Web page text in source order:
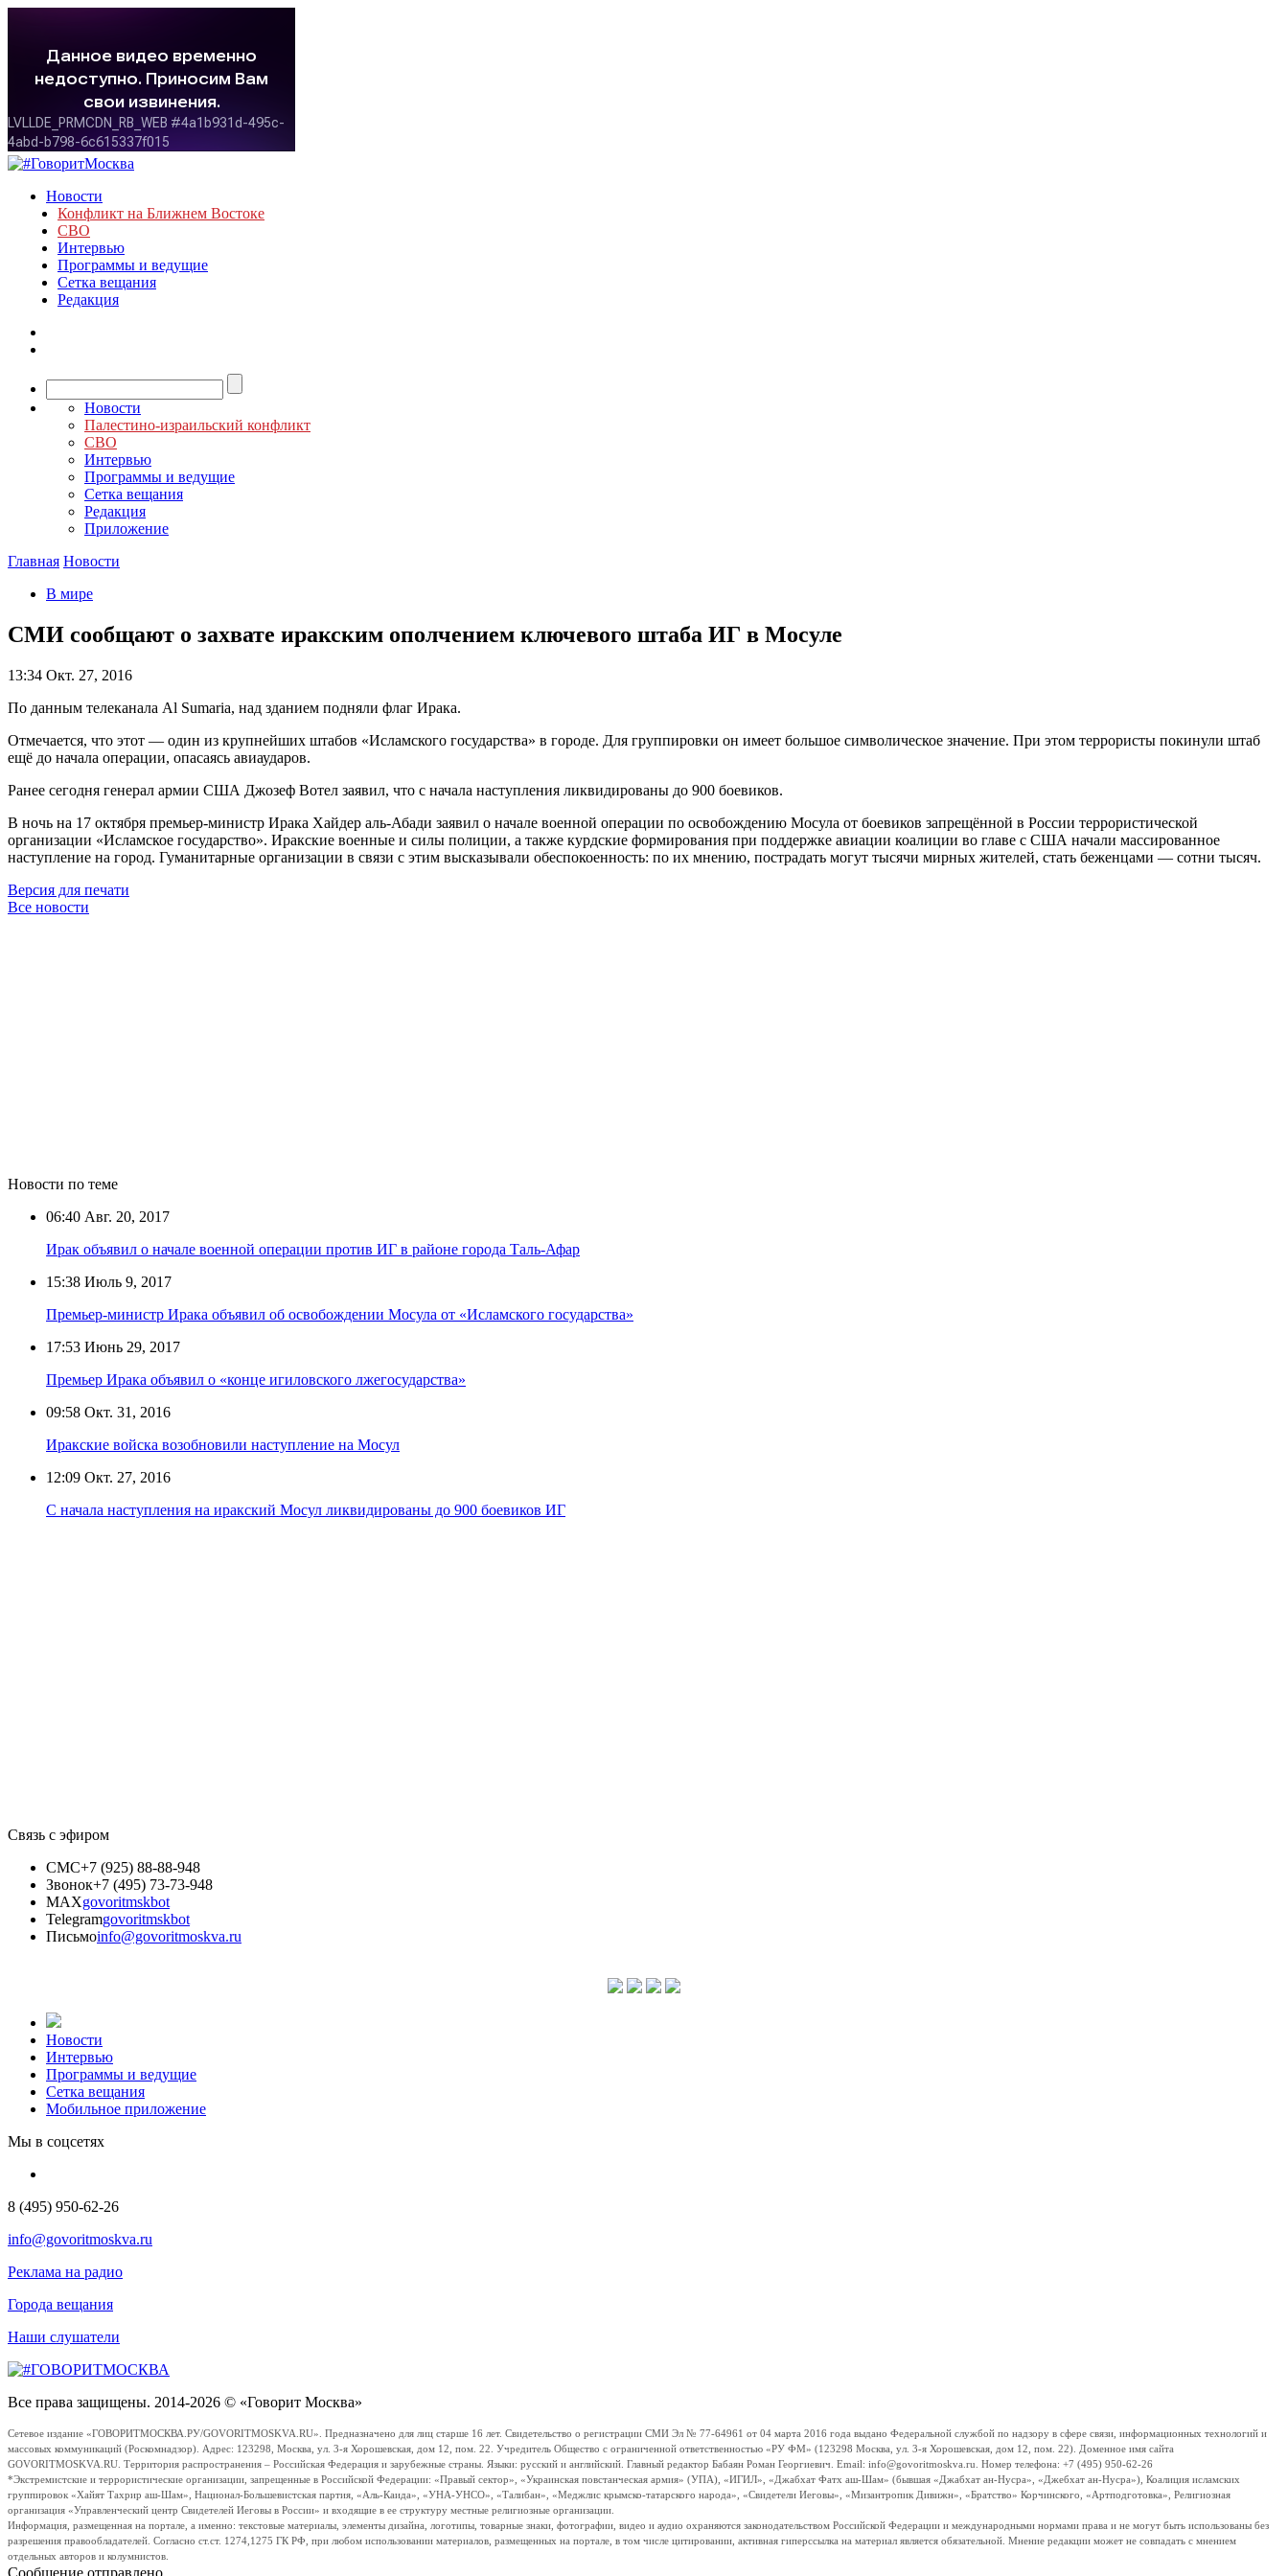
Новости
Конфликт на Ближнем Востоке
СВО
Интервью
Программы и ведущие
Сетка вещания
Редакция
Новости
Палестино-израильский конфликт
СВО
Интервью
Программы и ведущие
Сетка вещания
Редакция
Приложение
Главная Новости
В мире
СМИ сообщают о захвате иракским ополчением ключевого штаба ИГ в Мосуле
13:34 Окт. 27, 2016
По данным телеканала Al Sumaria, над зданием подняли флаг Ирака.
Отмечается, что этот — один из крупнейших штабов «Исламского государства» в городе. Для группировки он имеет большое символическое значение. При этом террористы покинули штаб
ещё до начала операции, опасаясь авиаударов.
Ранее сегодня генерал армии США Джозеф Вотел заявил, что с начала наступления ликвидированы до 900 боевиков.
В ночь на 17 октября премьер-министр Ирака Хайдер аль-Абади заявил о начале военной операции по освобождению Мосула от боевиков запрещённой в России террористической
организации «Исламское государство». Иракские военные и силы полиции, а также курдские формирования при поддержке авиации коалиции во главе с США начали массированное
наступление на город. Гуманитарные организации в связи с этим высказывали обеспокоенность: по их мнению, пострадать могут тысячи мирных жителей, стать беженцами — сотни тысяч.
Версия для печати
Все новости
Новости по теме
06:40 Авг. 20, 2017
Ирак объявил о начале военной операции против ИГ в районе города Таль-Афар
15:38 Июль 9, 2017
Премьер-министр Ирака объявил об освобождении Мосула от «Исламского государства»
17:53 Июнь 29, 2017
Премьер Ирака объявил о «конце игиловского лжегосударства»
09:58 Окт. 31, 2016
Иракские войска возобновили наступление на Мосул
12:09 Окт. 27, 2016
С начала наступления на иракский Мосул ликвидированы до 900 боевиков ИГ
Связь с эфиром
СМС+7 (925) 88-88-948
Звонок+7 (495) 73-73-948
MAXgovoritmskbot
Telegramgovoritmskbot
Письмоinfo@govoritmoskva.ru
Новости
Интервью
Программы и ведущие
Сетка вещания
Мобильное приложение
Мы в соцсетях
8 (495) 950-62-26
info@govoritmoskva.ru
Реклама на радио
Города вещания
Наши слушатели
Все права защищены. 2014-2026 © «Говорит Москва»
Сетевое издание «ГОВОРИТМОСКВА.РУ/GOVORITMOSKVA.RU». Предназначено для лиц старше 16 лет. Свидетельство о регистрации СМИ Эл № 77-64961 от 04 марта 2016 года выдано Федеральной службой по надзору в сфере связи, информационных технологий и
массовых коммуникаций (Роскомнадзор). Адрес: 123298, Москва, ул. 3-я Хорошевская, дом 12, пом. 22. Учредитель Общество с ограниченной ответственностью «РУ ФМ» (123298 Москва, ул. 3-я Хорошевская, дом 12, пом. 22). Доменное имя сайта
GOVORITMOSKVA.RU. Территория распространения – Российская Федерация и зарубежные страны. Языки: русский и английский. Главный редактор Бабаян Роман Георгиевич. Email: info@govoritmoskva.ru. Номер телефона: +7 (495) 950-62-26
*Экстремистские и террористические организации, запрещенные в Российской Федерации: «Правый сектор», «Украинская повстанческая армия» (УПА), «ИГИЛ», «Джабхат Фатх аш-Шам» (бывшая «Джабхат ан-Нусра», «Джебхат ан-Нусра»), Коалиция исламских
группировок «Хайят Тахрир аш-Шам», Национал-Большевистская партия, «Аль-Каида», «УНА-УНСО», «Талибан», «Меджлис крымско-татарского народа», «Свидетели Иеговы», «Мизантропик Дивижн», «Братство» Корчинского, «Артподготовка», Религиозная
организация «Управленческий центр Свидетелей Иеговы в России» и входящие в ее структуру местные религиозные организации.
Информация, размещенная на портале, а именно: текстовые материалы, элементы дизайна, логотипы, товарные знаки, фотографии, видео и аудио охраняются законодательством Российской Федерации и международными нормами права и не могут быть использованы без
разрешения правообладателей. Согласно ст.ст. 1274,1275 ГК РФ, при любом использовании материалов, размещенных на портале, в том числе цитировании, активная гиперссылка на материал является обязательной. Мнение редакции может не совпадать с мнением
отдельных авторов и колумнистов.
Сообщение отправлено